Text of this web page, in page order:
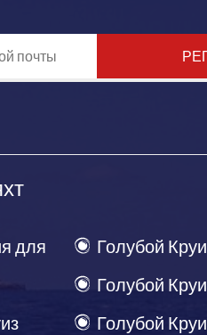
для
Голубой
Голубой
Голубой